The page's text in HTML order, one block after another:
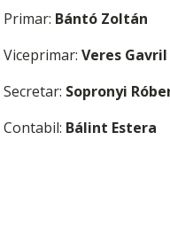
Primar: Bántó Zoltán
Viceprimar: Veres Gavril
Secretar: Sopronyi
Contabil: Bálint Estera